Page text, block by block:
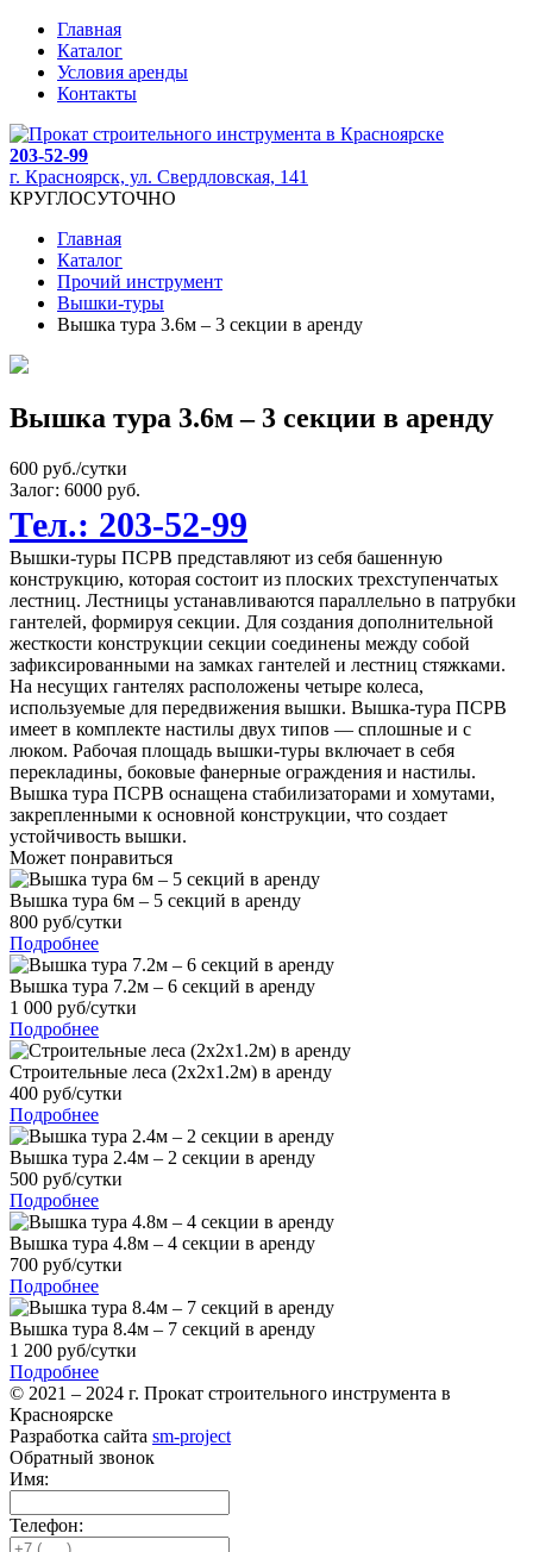
Главная
Каталог
Условия аренды
Контакты
203-52-99
г. Красноярск, ул. Свердловская, 141
КРУГЛОСУТОЧНО
Главная
Каталог
Прочий инструмент
Вышки-туры
Вышка тура 3.6м – 3 секции в аренду
Вышка тура 3.6м – 3 секции в аренду
600 руб./сутки
Залог: 6000 руб.
Тел.: 203-52-99
Вышки-туры ПСРВ представляют из себя башенную
конструкцию, которая состоит из плоских трехступенчатых
лестниц. Лестницы устанавливаются параллельно в патрубки
гантелей, формируя секции. Для создания дополнительной
жесткости конструкции секции соединены между собой
зафиксированными на замках гантелей и лестниц стяжками.
На несущих гантелях расположены четыре колеса,
используемые для передвижения вышки. Вышка-тура ПСРВ
имеет в комплекте настилы двух типов — сплошные и с
люком. Рабочая площадь вышки-туры включает в себя
перекладины, боковые фанерные ограждения и настилы.
Вышка тура ПСРВ оснащена стабилизаторами и хомутами,
закрепленными к основной конструкции, что создает
устойчивость вышки.
Может понравиться
Вышка тура 6м – 5 секций в аренду
800 руб/сутки
Подробнее
Вышка тура 7.2м – 6 секций в аренду
1 000 руб/сутки
Подробнее
Строительные леса (2х2х1.2м) в аренду
400 руб/сутки
Подробнее
Вышка тура 2.4м – 2 секции в аренду
500 руб/сутки
Подробнее
Вышка тура 4.8м – 4 секции в аренду
700 руб/сутки
Подробнее
Вышка тура 8.4м – 7 секций в аренду
1 200 руб/сутки
Подробнее
© 2021 – 2024 г. Прокат строительного инструмента в
Красноярске
Разработка сайта sm-project
Обратный звонок
Имя:
Телефон: